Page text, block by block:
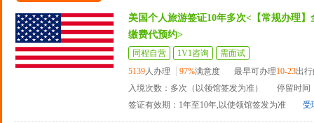
美国个人旅游签证10年多次<【常规办理
缴费代预约>
同程自营 1V1咨询
需面试
5139人办理 97%满意度 最早可办理10-23出
入境次数：多次（以领馆签发为准）
停留时间
签证有效期：1年至10年,以使领馆签发为准
受